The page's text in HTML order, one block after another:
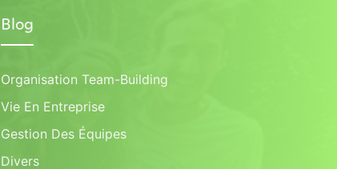
Blog
Organisation Team-Building
Vie En Entreprise
Gestion Des Équipes
Divers